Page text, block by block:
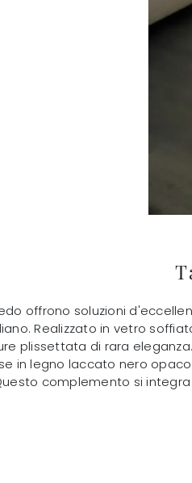
offrono soluzioni
Realizzato in vetro
plissettata di rara
in legno laccato nero
complemento si